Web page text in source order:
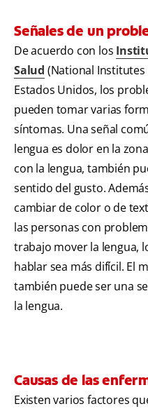
Señales de un
De acuerdo con los
Salud (National Institutes
Estados Unidos, los
pueden tomar varias
síntomas. Una señal
lengua es dolor en la
con la lengua, también
sentido del gusto.
cambiar de color o de
las personas con
trabajo mover la lengua,
hablar sea más difícil. El
también puede ser una
la lengua.
Causas de las
Existen varios factores